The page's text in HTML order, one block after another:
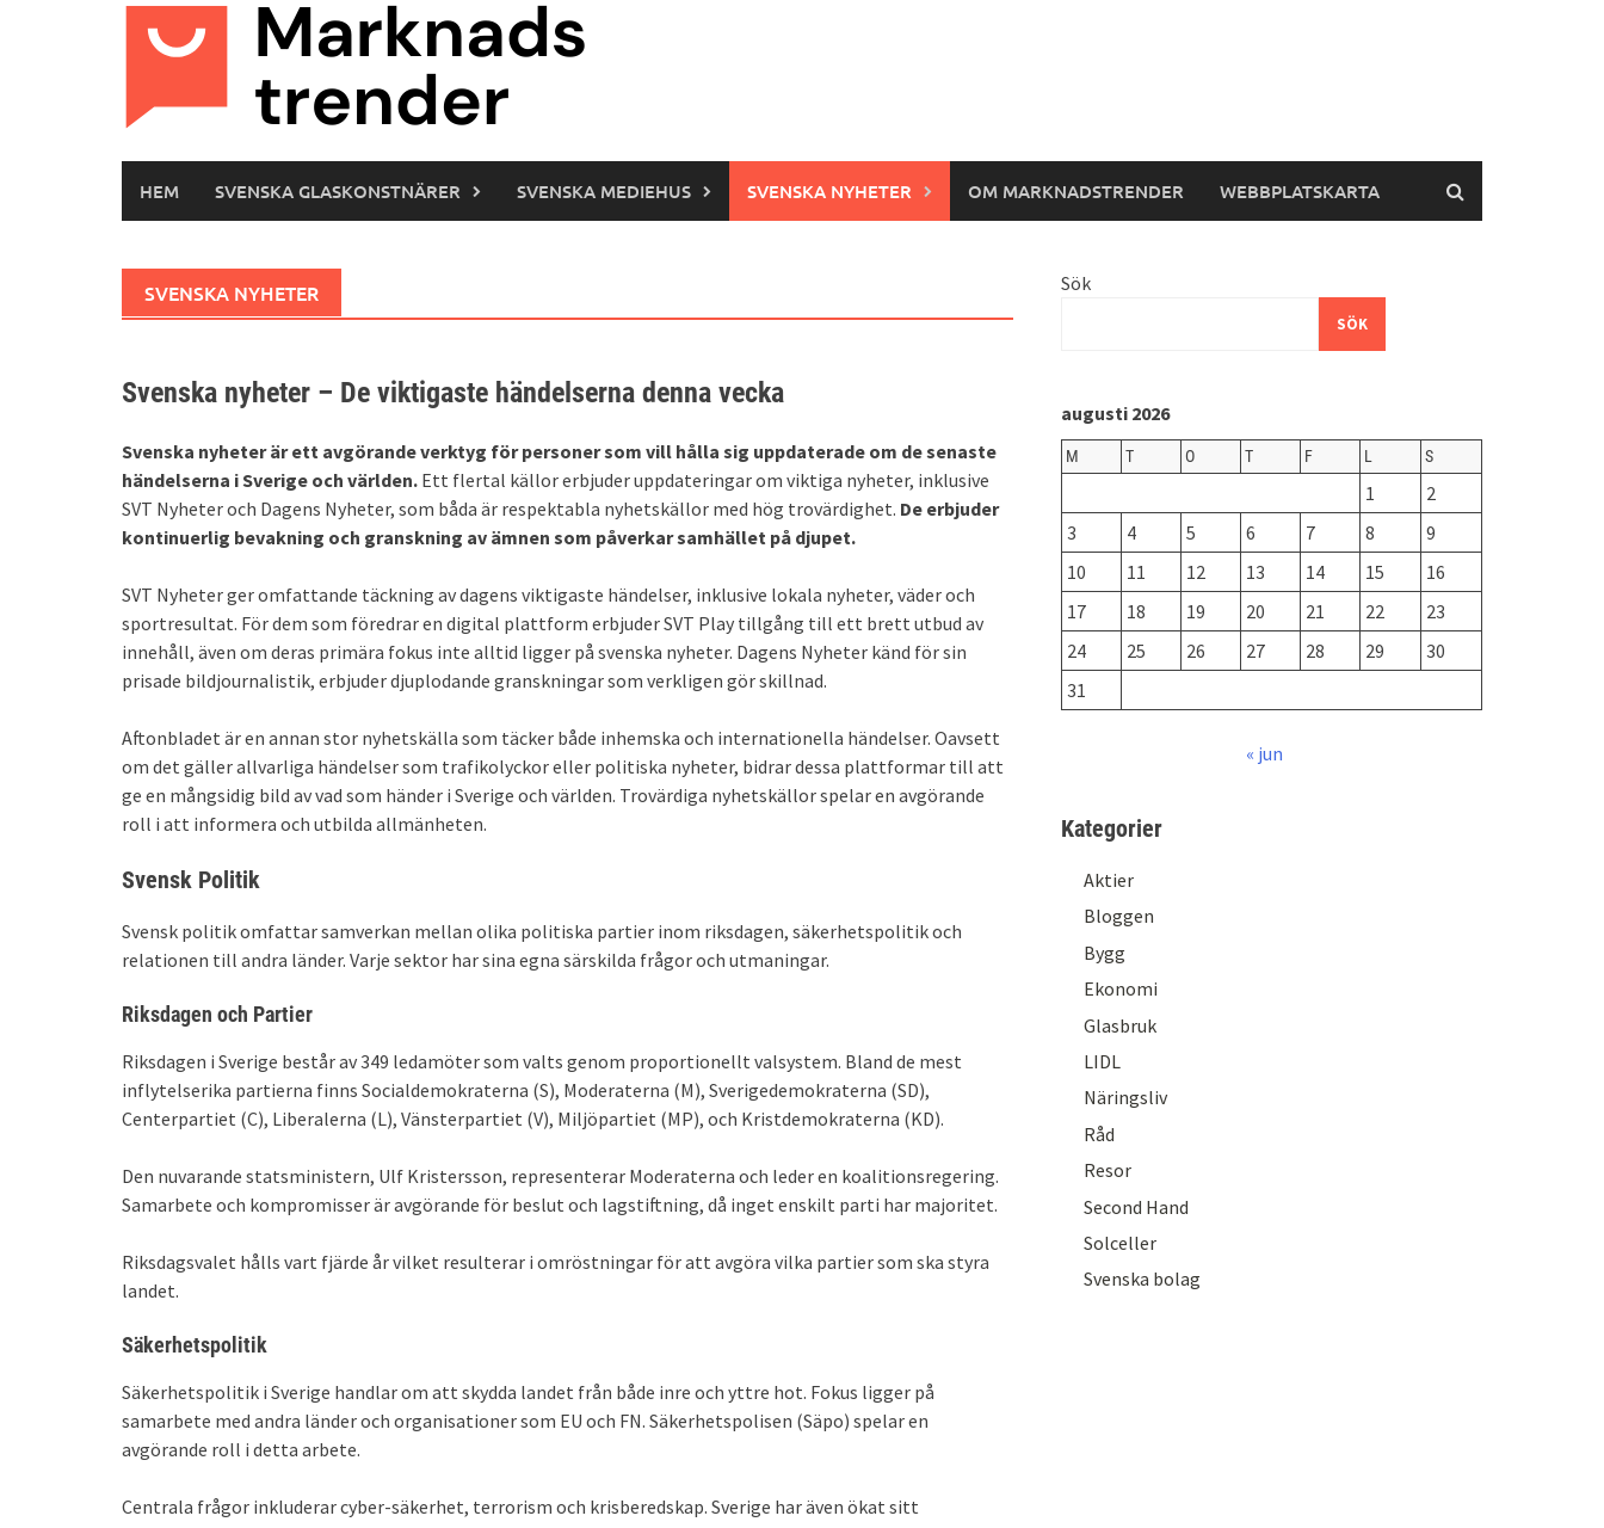
HEM SVENSKA GLASKONSTNÄRER SVENSKA MEDIEHUS SVENSKA NYHETER OM MARKNADSTRENDER WEBBPLATSKARTA
SVENSKA NYHETER
Svenska nyheter – De viktigaste händelserna denna vecka
Svenska nyheter är ett avgörande verktyg för personer som vill hålla sig uppdaterade om de senaste
händelserna i Sverige och världen. Ett flertal källor erbjuder uppdateringar om viktiga nyheter, inklusive
SVT Nyheter och Dagens Nyheter, som båda är respektabla nyhetskällor med hög trovärdighet. De erbjuder
kontinuerlig bevakning och granskning av ämnen som påverkar samhället på djupet.
SVT Nyheter ger omfattande täckning av dagens viktigaste händelser, inklusive lokala nyheter, väder och
sportresultat. För dem som föredrar en digital plattform erbjuder SVT Play tillgång till ett brett utbud av
innehåll, även om deras primära fokus inte alltid ligger på svenska nyheter. Dagens Nyheter känd för sin
prisade bildjournalistik, erbjuder djuplodande granskningar som verkligen gör skillnad.
Aftonbladet är en annan stor nyhetskälla som täcker både inhemska och internationella händelser. Oavsett
om det gäller allvarliga händelser som trafikolyckor eller politiska nyheter, bidrar dessa plattformar till att
ge en mångsidig bild av vad som händer i Sverige och världen. Trovärdiga nyhetskällor spelar en avgörande
roll i att informera och utbilda allmänheten.
Svensk Politik
Svensk politik omfattar samverkan mellan olika politiska partier inom riksdagen, säkerhetspolitik och
relationen till andra länder. Varje sektor har sina egna särskilda frågor och utmaningar.
Riksdagen och Partier
Riksdagen i Sverige består av 349 ledamöter som valts genom proportionellt valsystem. Bland de mest
inflytelserika partierna finns Socialdemokraterna (S), Moderaterna (M), Sverigedemokraterna (SD),
Centerpartiet (C), Liberalerna (L), Vänsterpartiet (V), Miljöpartiet (MP), och Kristdemokraterna (KD).
Den nuvarande statsministern, Ulf Kristersson, representerar Moderaterna och leder en koalitionsregering.
Samarbete och kompromisser är avgörande för beslut och lagstiftning, då inget enskilt parti har majoritet.
Riksdagsvalet hålls vart fjärde år vilket resulterar i omröstningar för att avgöra vilka partier som ska styra
landet.
Säkerhetspolitik
Säkerhetspolitik i Sverige handlar om att skydda landet från både inre och yttre hot. Fokus ligger på
samarbete med andra länder och organisationer som EU och FN. Säkerhetspolisen (Säpo) spelar en
avgörande roll i detta arbete.
Centrala frågor inkluderar cyber-säkerhet, terrorism och krisberedskap. Sverige har även ökat sitt
Sök
SÖK
augusti 2026
M T O T F L S
1
2
3
4 5 6 7 8
9
10
11 12 13 14 15
16
17
18 19 20 21 22
23
24
25 26 27 28 29
30
31
« jun
Kategorier
Aktier
Bloggen
Bygg
Ekonomi
Glasbruk
LIDL
Näringsliv
Råd
Resor
Second Hand
Solceller
Svenska bolag